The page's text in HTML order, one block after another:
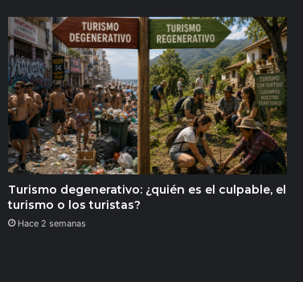
Turismo degenerativo: ¿quién es el culpable, el
turismo o los turistas?
Hace 2 semanas